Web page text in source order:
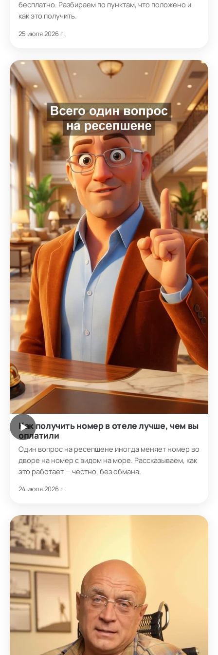
бесплатно. Разбираем по пунктам, что положено и
как это получить.
25 июля 2026 г.
▶
Как получить номер в отеле лучше, чем вы
оплатили
Один вопрос на ресепшене иногда меняет номер во
дворе на номер с видом на море. Рассказываем, как
это работает — честно, без обмана.
24 июля 2026 г.